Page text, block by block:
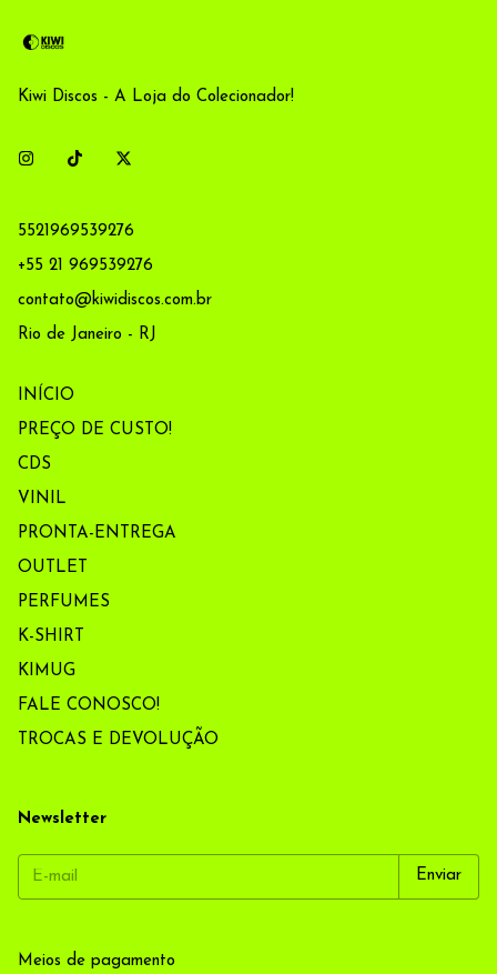
Kiwi Discos - A Loja do Colecionador!
5521969539276
+55 21 969539276
contato@kiwidiscos.com.br
Rio de Janeiro - RJ
INÍCIO
PREÇO DE CUSTO!
CDS
VINIL
PRONTA-ENTREGA
OUTLET
PERFUMES
K-SHIRT
KIMUG
FALE CONOSCO!
TROCAS E DEVOLUÇÃO
Newsletter
Meios de pagamento